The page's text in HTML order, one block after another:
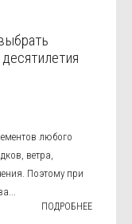
любого
ветра,
Поэтому при
ПОДРОБНЕЕ